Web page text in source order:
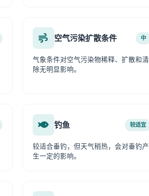
空气污染扩散条件 中
气象条件对空气污染物稀释、扩散和清
除无明显影响。
钓鱼 较适宜
较适合垂钓，但天气稍热，会对垂钓产
生一定的影响。